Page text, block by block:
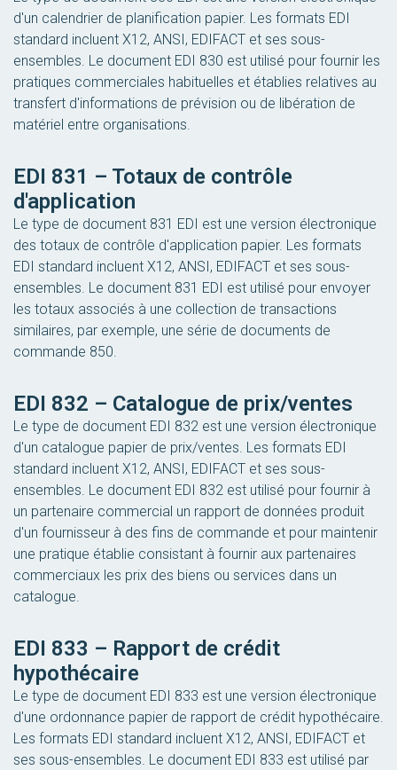
d'un calendrier de planification papier. Les formats EDI
standard incluent X12, ANSI, EDIFACT et ses sous-
ensembles. Le document EDI 830 est utilisé pour fournir les
pratiques commerciales habituelles et établies relatives au
transfert d'informations de prévision ou de libération de
matériel entre organisations.
EDI 831 – Totaux de contrôle
d'application
Le type de document 831 EDI est une version électronique
des totaux de contrôle d'application papier. Les formats
EDI standard incluent X12, ANSI, EDIFACT et ses sous-
ensembles. Le document 831 EDI est utilisé pour envoyer
les totaux associés à une collection de transactions
similaires, par exemple, une série de documents de
commande 850.
EDI 832 – Catalogue de prix/ventes
Le type de document EDI 832 est une version électronique
d'un catalogue papier de prix/ventes. Les formats EDI
standard incluent X12, ANSI, EDIFACT et ses sous-
ensembles. Le document EDI 832 est utilisé pour fournir à
un partenaire commercial un rapport de données produit
d'un fournisseur à des fins de commande et pour maintenir
une pratique établie consistant à fournir aux partenaires
commerciaux les prix des biens ou services dans un
catalogue.
EDI 833 – Rapport de crédit
hypothécaire
Le type de document EDI 833 est une version électronique
d'une ordonnance papier de rapport de crédit hypothécaire.
Les formats EDI standard incluent X12, ANSI, EDIFACT et
ses sous-ensembles. Le document EDI 833 est utilisé par